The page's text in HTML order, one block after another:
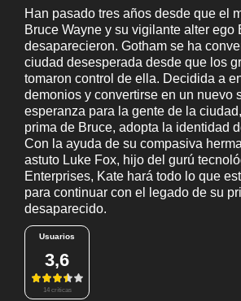
Han pasado tres años desde que el
Bruce Wayne y su vigilante alter ego
desaparecieron. Gotham se ha
ciudad desesperada desde que los
tomaron control de ella. Decidida a
demonios y convertirse en un nuevo
esperanza para la gente de la
prima de Bruce, adopta la identidad
Con la ayuda de su compasiva
astuto Luke Fox, hijo del gurú
Enterprises, Kate hará todo lo que
para continuar con el legado de su
desaparecido.
Usuarios
3,6
14 críticas